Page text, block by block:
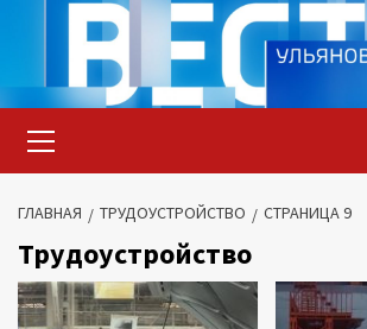
содержимому
меню
ГЛАВНАЯ ТРУДОУСТРОЙСТВО СТРАНИЦА 9
Трудоустройство